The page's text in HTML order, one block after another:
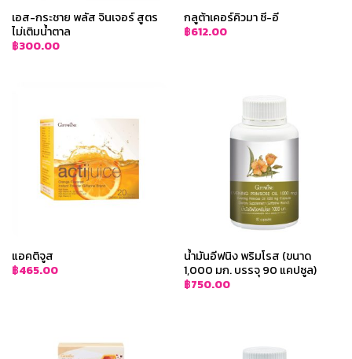
เอส-กระชาย พลัส จินเจอร์ สูตร
ไม่เติมน้ำตาล
฿300.00
กลูต้าเคอร์คิวมา ซี-อี
฿612.00
แอคติจูส
฿465.00
น้ำมันอีฟนิง พริมโรส (ขนาด
1,000 มก. บรรจุ 90 แคปซูล)
฿750.00